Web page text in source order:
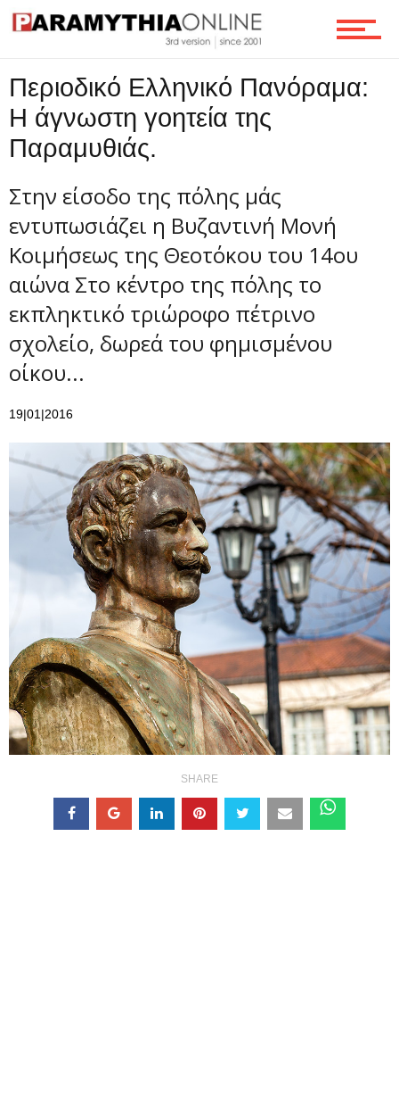
Περιοδικό Ελληνικό Πανόραμα:
Η άγνωστη γοητεία της
Παραμυθιάς.
Στην είσοδο της πόλης μάς
εντυπωσιάζει η Βυζαντινή Μονή
Κοιμήσεως της Θεοτόκου του 14ου
αιώνα Στο κέντρο της πόλης το
εκπληκτικό τριώροφο πέτρινο
σχολείο, δωρεά του φημισμένου
οίκου...
19|01|2016
SHARE